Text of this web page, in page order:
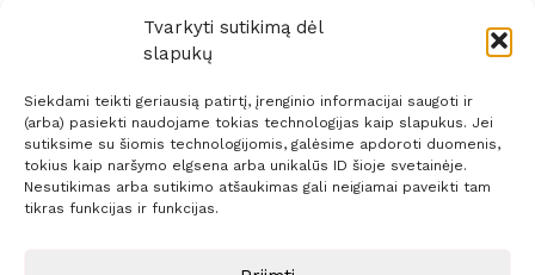
Tvarkyti sutikimą dėl
slapukų
Siekdami teikti geriausią patirtį, įrenginio informacijai saugoti ir
(arba) pasiekti naudojame tokias technologijas kaip slapukus. Jei
sutiksime su šiomis technologijomis, galėsime apdoroti duomenis,
tokius kaip naršymo elgsena arba unikalūs ID šioje svetainėje.
Nesutikimas arba sutikimo atšaukimas gali neigiamai paveikti tam
tikras funkcijas ir funkcijas.
Ypatingas dviejų medikių likimo ryšys
0 SHARES
Prenumerata Reklama